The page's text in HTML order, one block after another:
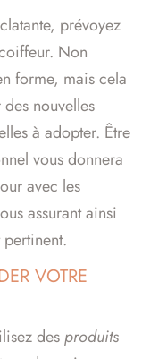
prévoyez
Non
forme, mais cela
nouvelles
à adopter. Être
vous donnera
avec les
assurant ainsi
VOTRE
desproduits